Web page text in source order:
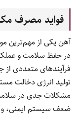
قرص یا پودر جوشان
این نوع مکمل‌ها در
ترکیب، جذب آهن را
میزان جذب:
گروه‌های مناسب: